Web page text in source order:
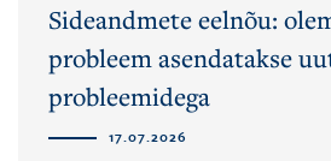
Sideandmete eelnõu:
probleem asendatakse
probleemidega
17.07.2026